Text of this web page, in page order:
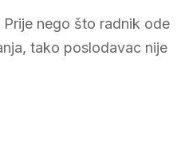
nego što radnik ode
tako poslodavac nije